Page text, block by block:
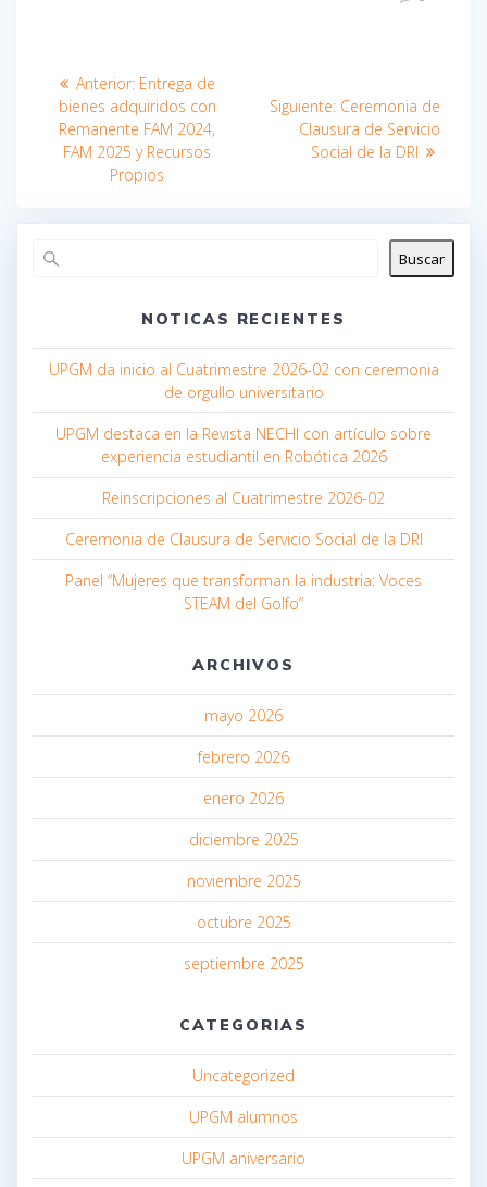
Navegación
entradas
Anterior: Entrada
anterior:
Entrega de
bienes adquiridos con
Remanente FAM 2024,
FAM 2025 y Recursos
Propios
Siguiente: Entrada
siguiente:
Ceremonia de
Clausura de Servicio
Social de la DRI
Buscar
NOTICAS RECIENTES
UPGM da inicio al Cuatrimestre 2026-02 con ceremonia
de orgullo universitario
UPGM destaca en la Revista NECHI con artículo sobre
experiencia estudiantil en Robótica 2026
Reinscripciones al Cuatrimestre 2026-02
Ceremonia de Clausura de Servicio Social de la DRI
Panel “Mujeres que transforman la industria: Voces
STEAM del Golfo”
ARCHIVOS
mayo 2026
febrero 2026
enero 2026
diciembre 2025
noviembre 2025
octubre 2025
septiembre 2025
CATEGORIAS
Uncategorized
UPGM alumnos
UPGM aniversario